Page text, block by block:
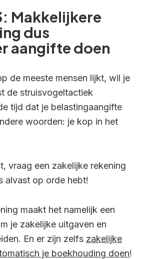
Makkelijkere
dus
aangifte doen
de meeste mensen lijkt, wil je
de struisvogeltactiek
tijd dat je belastingaangifte
woorden: je kop in het
vraag een zakelijke rekening
alvast op orde hebt!
maakt het namelijk een
je zakelijke uitgaven en
En er zijn zelfs zakelijke
je boekhouding doen!